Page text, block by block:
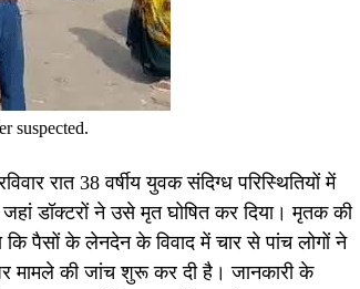
suspected.
रात 38 वर्षीय युवक संदिग्ध परिस्थितियों में
डॉक्टरों ने उसे मृत घोषित कर दिया। मृतक की
पैसों के लेनदेन के विवाद में चार से पांच लोगों ने
मामले की जांच शुरू कर दी है। जानकारी के